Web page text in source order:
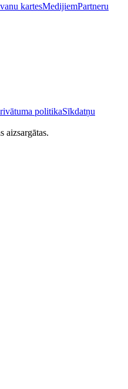
kartesMedijiemPartneru
politikaSīkdatņu
aizsargātas.